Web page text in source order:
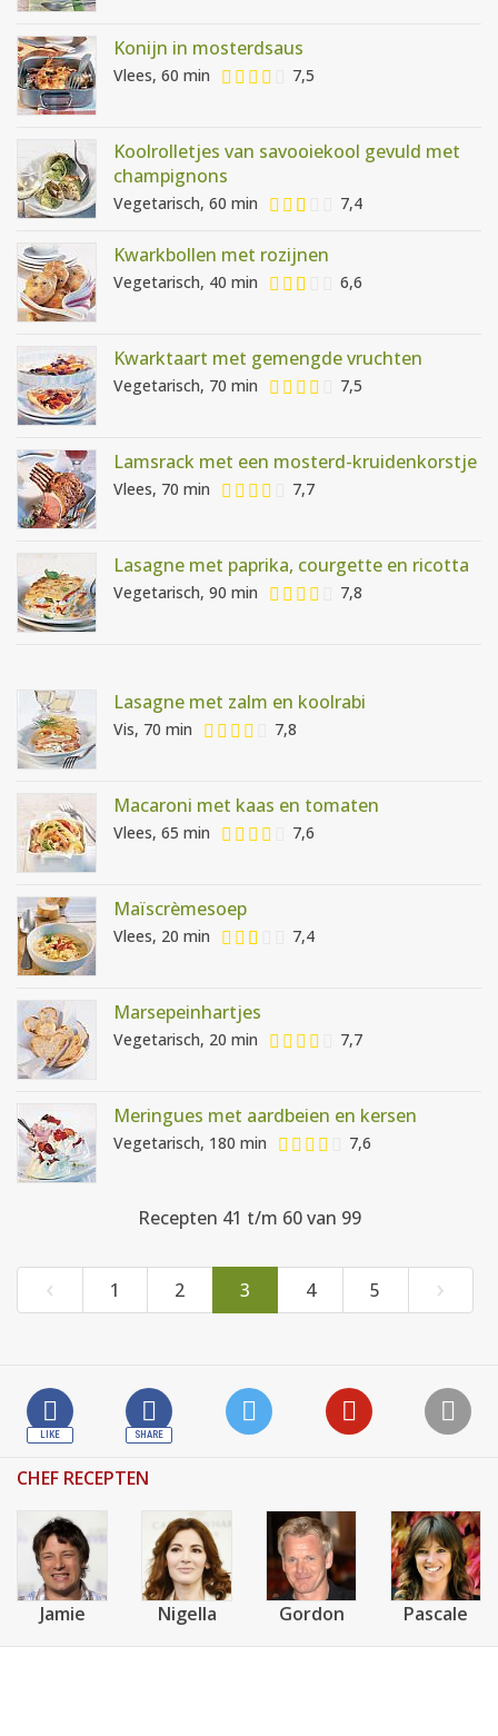
Konijn in mosterdsaus
Vlees, 60 min 7,5
Koolrolletjes van savooiekool gevuld met
champignons
Vegetarisch, 60 min 7,4
Kwarkbollen met rozijnen
Vegetarisch, 40 min 6,6
Kwarktaart met gemengde vruchten
Vegetarisch, 70 min 7,5
Lamsrack met een mosterd-kruidenkorstje
Vlees, 70 min 7,7
Lasagne met paprika, courgette en ricotta
Vegetarisch, 90 min 7,8
Lasagne met zalm en koolrabi
Vis, 70 min 7,8
Macaroni met kaas en tomaten
Vlees, 65 min 7,6
Maïscrèmesoep
Vlees, 20 min 7,4
Marsepeinhartjes
Vegetarisch, 20 min 7,7
Meringues met aardbeien en kersen
Vegetarisch, 180 min 7,6
Recepten 41 t/m 60 van 99
‹ 1 2 3 4 5 ›
CHEF RECEPTEN
Jamie Nigella Gordon Pascale